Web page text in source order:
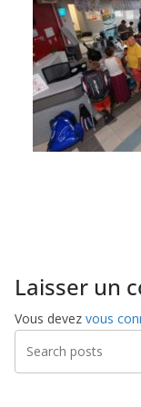
de
Hockey
Laisser un
Vous devez vous